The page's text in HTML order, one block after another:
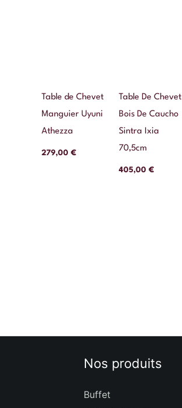
Table de Chevet
Manguier Uyuni
Athezza
279,00 €
Table De Chevet
Bois De Caucho
Sintra Ixia
70,5cm
405,00 €
Nos produits
Buffet